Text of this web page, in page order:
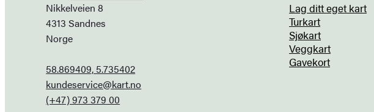
Nikkelveien 8
4313 Sandnes
Norge
58.869409, 5.735402
kundeservice@kart.no
(+47) 973 379 00
Lag ditt eget kart
Turkart
Sjøkart
Veggkart
Gavekort